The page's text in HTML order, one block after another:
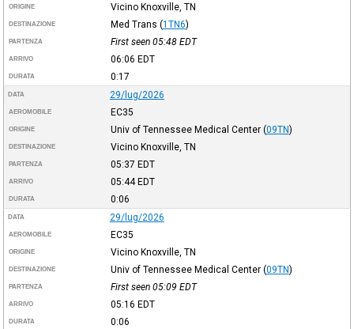
ORIGINE Vicino Knoxville, TN
DESTINAZIONE Med Trans (1TN6)
PARTENZA First seen 05:48 EDT
ARRIVO 06:06 EDT
DURATA 0:17
DATA 29/lug/2026
AEROMOBILE EC35
ORIGINE Univ of Tennessee Medical Center (09TN)
DESTINAZIONE Vicino Knoxville, TN
PARTENZA 05:37 EDT
ARRIVO 05:44EDT
DURATA 0:06
DATA 29/lug/2026
AEROMOBILE EC35
ORIGINE Vicino Knoxville, TN
DESTINAZIONE Univ of Tennessee Medical Center (09TN)
PARTENZA First seen 05:09 EDT
ARRIVO 05:16 EDT
DURATA 0:06